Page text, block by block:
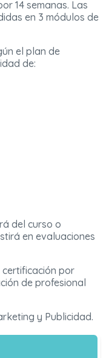
14 semanas. Las
en 3 módulos de
el plan de
de:
del curso o
en evaluaciones
por
de profesional
y Publicidad.